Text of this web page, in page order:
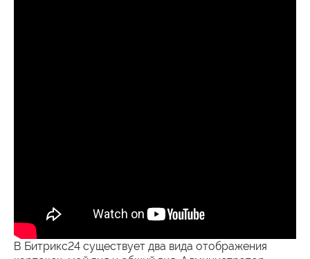
В Битрикс24 существует два вида отображения